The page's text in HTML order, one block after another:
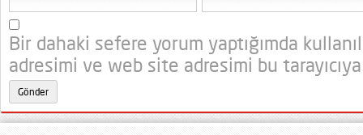
Bir dahaki sefere yorum yaptığımda
adresimi ve web site adresimi bu